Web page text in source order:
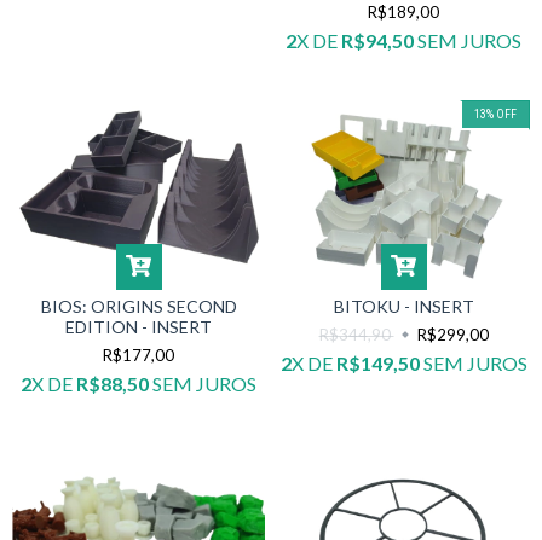
R$189,00
2X DE R$94,50SEM JUROS
BIOS: ORIGINS SECOND
EDITION - INSERT
R$177,00
2X DE R$88,50SEM JUROS
13% OFF
BITOKU - INSERT
R$344,90 R$299,00
2X DE R$149,50SEM JUROS